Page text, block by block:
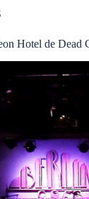
Hotel de Dead